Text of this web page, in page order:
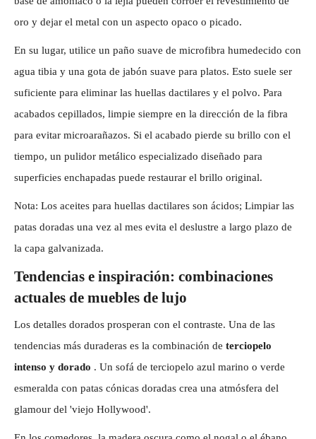
oro y dejar el metal con un aspecto opaco o picado.
En su lugar, utilice un paño suave de microfibra humedecido con
agua tibia y una gota de jabón suave para platos. Esto suele ser
suficiente para eliminar las huellas dactilares y el polvo. Para
acabados cepillados, limpie siempre en la dirección de la fibra
para evitar microarañazos. Si el acabado pierde su brillo con el
tiempo, un pulidor metálico especializado diseñado para
superficies enchapadas puede restaurar el brillo original.
Nota: Los aceites para huellas dactilares son ácidos; Limpiar las
patas doradas una vez al mes evita el deslustre a largo plazo de
la capa galvanizada.
Tendencias e inspiración: combinaciones
actuales de muebles de lujo
Los detalles dorados prosperan con el contraste. Una de las
tendencias más duraderas es la combinación de terciopelo
intenso y dorado . Un sofá de terciopelo azul marino o verde
esmeralda con patas cónicas doradas crea una atmósfera del
glamour del 'viejo Hollywood'.